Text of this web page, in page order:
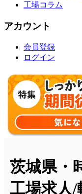
工場コラム
アカウント
会員登録
ログイン
茨城県・
工場求人/